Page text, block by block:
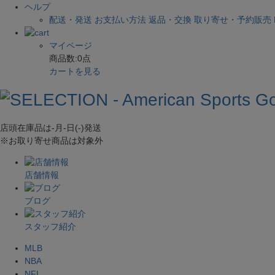
ヘルプ
配送・発送 お支払い方法 返品・交換 取り寄せ・予約販売
マイページ
商品数:0点
カートを見る
店頭在庫品は-月-日(-)発送
※お取り寄せ商品は対象外
店舗情報
ブログ
スタッフ紹介
MLB
NBA